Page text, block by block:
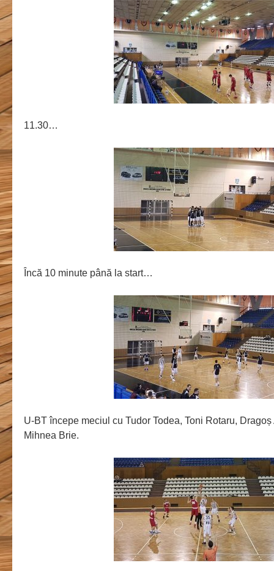
11.30…
Încă 10 minute până la start…
U-BT începe meciul cu Tudor Todea, Toni Rotaru,
Mihnea Brie.